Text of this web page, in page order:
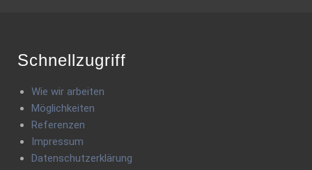
Schnellzugriff
Wie wir arbeiten
Möglichkeiten
Referenzen
Impressum
Datenschutzerklärung